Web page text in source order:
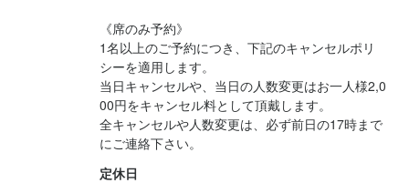
《席のみ予約》
1名以上のご予約につき、下記のキャンセルポリ
シーを適用します。
当日キャンセルや、当日の人数変更はお一人様2,0
00円をキャンセル料として頂戴します。
全キャンセルや人数変更は、必ず前日の17時まで
にご連絡下さい。
定休日
お店の採用担当者からのメッセージ
皆様、はじめまして！株式会社SIX SENSES代表の角前です。こ
の度は当社の求人を閲覧頂き、誠にありがとうございます。
当社はコロナにも負けずに成長中で、今後の新規出店予定も多数
あり、新しい仲間を必要としています！
お店の採用担当者からのメッセージ
皆様、はじめまして！株式会社SIX SENSES代表の角前です。こ
の度は当社の求人を閲覧頂き、誠にありがとうございます。
当社はコロナにも負けずに成長中で、今後の新規出店予定も多数
あり、新しい仲間を必要としています！
法人名・事業者名
株式会社シックスセンス
最終更新日2026/01/21
株式会社シックスセンス
最終更新日2025/09/29